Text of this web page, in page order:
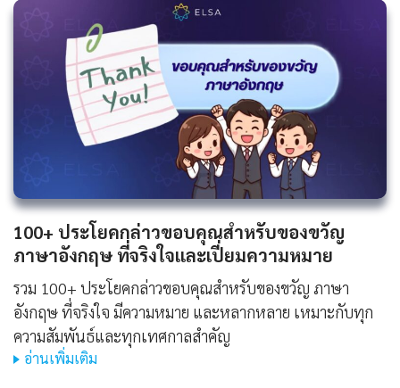
100+ ประโยคกล่าวขอบคุณสำหรับของขวัญ
ภาษาอังกฤษ ที่จริงใจและเปี่ยมความหมาย
รวม 100+ ประโยคกล่าวขอบคุณสำหรับของขวัญ ภาษา
อังกฤษ ที่จริงใจ มีความหมาย และหลากหลาย เหมาะกับทุก
ความสัมพันธ์และทุกเทศกาลสำคัญ
อ่านเพิ่มเติม